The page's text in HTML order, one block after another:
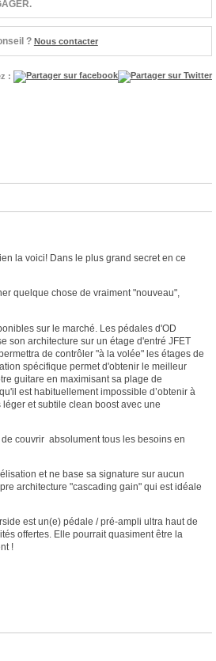
? Nous contacter
:
la voici! Dans le plus grand secret en ce
quelque chose de vraiment "nouveau",
sur le marché. Les pédales d'OD
son architecture sur un étage d'entré JFET
de contrôler "à la volée" les étages de
spécifique permet d'obtenir le meilleur
guitare en maximisant sa plage de
est habituellement impossible d’obtenir à
et subtile clean boost avec une
couvrir absolument tous les besoins en
et ne base sa signature sur aucun
architecture "cascading gain" qui est idéale
est un(e) pédale / pré-ampli ultra haut de
offertes. Elle pourrait quasiment être la
!